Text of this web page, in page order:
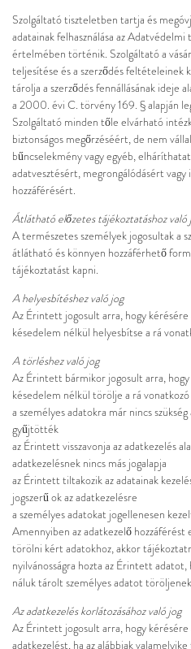
Szolgáltató tiszteletben tartja és
adatainak felhasználása az Adatvédelmi
értelmében történik. Szolgáltató a
teljesítése és a szerződés feltételeinek
tárolja a szerződés fennállásának ideje
a 2000. évi C. törvény 169. § alapján
Szolgáltató minden tőle elvárható
biztonságos megőrzéséért, de nem
bűncselekmény vagy egyéb,
adatvesztésért, megrongálódásért
hozzáférésért.
Átlátható előzetes tájékoztatáshoz való
A természetes személyek jogosultak a
átlátható és könnyen hozzáférhető
tájékoztatást kapni.
A helyesbítéshez való jog
Az Érintett jogosult arra, hogy kérésére
késedelem nélkül helyesbítse a rá
A törléshez való jog
Az Érintett bármikor jogosult arra,
késedelem nélkül törölje a rá
a személyes adatokra már nincs
gyűjtötték
az Érintett visszavonja az adatkezelés
adatkezelésnek nincs más jogalapja
az Érintett tiltakozik az adatainak
jogszerű ok az adatkezelésre
a személyes adatokat jogellenesen
Amennyiben az adatkezelő
törölni kért adatokhoz, akkor
nyilvánosságra hozta az Érintett
náluk tárolt személyes adatot
Az adatkezelés korlátozásához való jog
Az Érintett jogosult arra, hogy kérésére
adatkezelést, ha az alábbiak